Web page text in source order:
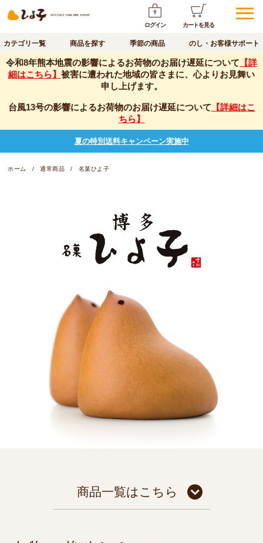
ログイン カートを見る
カテゴリ一覧 商品を探す 季節の商品 のし・お客様サポート
令和8年熊本地震の影響によるお荷物のお届け遅延について 【詳
細はこちら】 被害に遭われた地域の皆さまに、心よりお見舞い
申し上げます。
台風13号の影響によるお荷物のお届け遅延について 【詳細はこ
ちら】
夏の特別送料キャンペーン実施中
ホーム 通常商品 名菓ひよ子
商品一覧はこちら